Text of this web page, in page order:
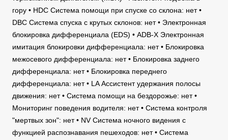
гору • HDC Система помощи при спуске со склона: нет •
DBC Система спуска с крутых склонов: нет • Электронная
блокировка дифференциала (EDS) • ADB-X Электронная
имитация блокировки дифференциала: нет • Блокировка
межосевого дифференциала: нет • Блокировка заднего
дифференциала: нет • Блокировка переднего
дифференциала: нет • LA Ассистент удержания полосы
движения: нет • Система помощи на бездорожье: нет •
Мониторинг поведения водителя: нет • Система контроля
"мертвых зон": нет • NV Система ночного видения с
функцией распознавания пешеходов: нет • Система